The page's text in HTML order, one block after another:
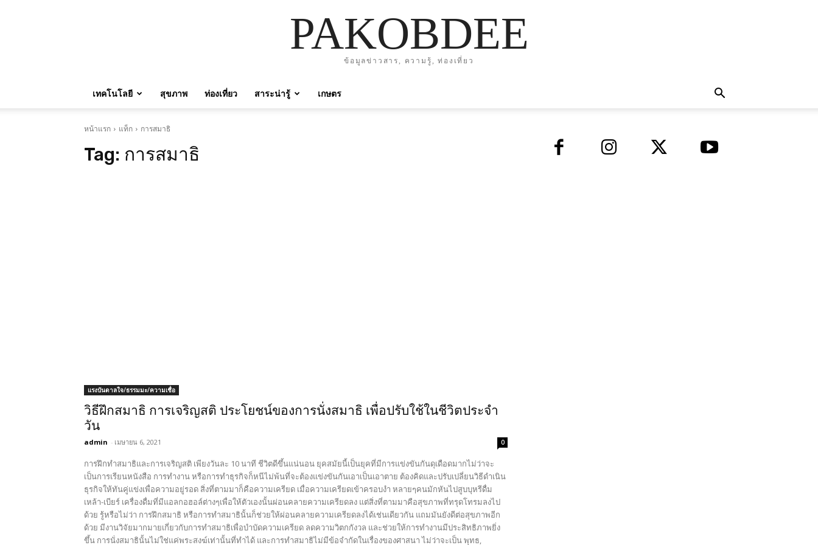
PAKOBDEE
ข้อมูลข่าวสาร, ความรู้, ท่องเที่ยว
เทคโนโลยี สุขภาพ ท่องเที่ยว สาระน่ารู้ เกษตร
หน้าแรก แท็ก การสมาธิ
Tag: การสมาธิ
แรงบันดาลใจ/ธรรมมะ/ความเชื่อ
วิธีฝึกสมาธิ การเจริญสติ ประโยชน์ของการนั่งสมาธิ เพื่อปรับใช้ในชีวิตประจำ
วัน
admin - เมษายน 6, 2021 0
การฝึกทำสมาธิและการเจริญสติ เพียงวันละ 10 นาที ชีวิตดีขึ้นแน่นอน ยุคสมัยนี้เป็นยุคที่มีการแข่งขันกันดุเดือดมากไม่ว่าจะ
เป็นการเรียนหนังสือ การทำงาน หรือการทำธุรกิจก็หนีไม่พ้นที่จะต้องแข่งขันกันเอาเป็นเอาตาย ต้องคิดและปรับเปลี่ยนวิธีดำเนิน
ธุรกิจให้ทันคู่แข่งเพื่อความอยู่รอด สิ่งที่ตามมาก็คือความเครียด เมื่อความเครียดเข้าครอบงำ หลายๆคนมักหันไปสูบบุหรีดื่ม
เหล้า-เบียร์ เครื่องดื่มที่มีแอลกอฮอล์ต่างๆเพื่อให้ตัวเองนั้นผ่อนคลายความเครียดลง แต่สิ่งที่ตามมาคือสุขภาพที่ทรุดโทรมลงไป
ด้วย รู้หรือไม่ว่า การฝึกสมาธิ หรือการทำสมาธินั้นก็ช่วยให้ผ่อนคลายความเครียดลงได้เช่นเดียวกัน แถมมันยังดีต่อสุขภาพอีก
ด้วย มีงานวิจัยมากมายเกี่ยวกับการทำสมาธิเพื่อบำบัดความเครียด ลดความวิตกกังวล และช่วยให้การทำงานมีประสิทธิภาพยิ่ง
ขึ้น การนั่งสมาธินั้นไม่ใช่แค่พระสงฆ์เท่านั้นที่ทำได้ และการทำสมาธิไม่มีข้อจำกัดในเรื่องของศาสนา ไม่ว่าจะเป็น พุทธ,